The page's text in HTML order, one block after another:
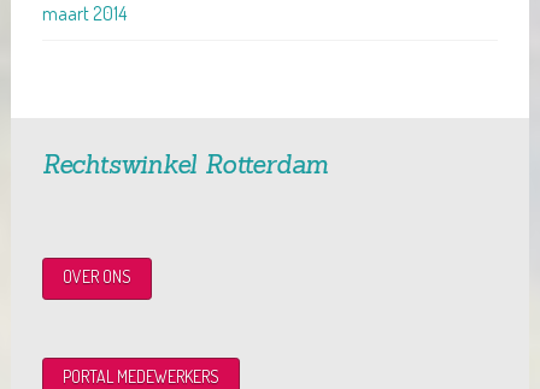
maart 2014
Rechtswinkel Rotterdam
OVER ONS
PORTAL MEDEWERKERS